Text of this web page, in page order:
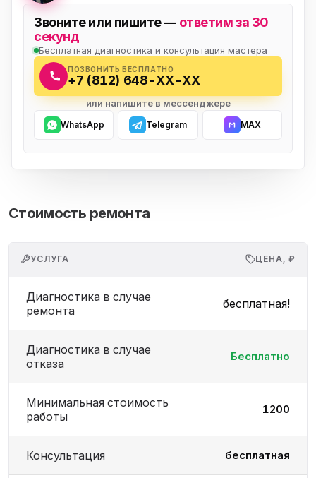
Звоните или пишите — ответим за 30
секунд
Бесплатная диагностика и консультация мастера
ПОЗВОНИТЬ БЕСПЛАТНО
+7 (812) 648-XX-XX
или напишите в мессенджере
WhatsApp Telegram MAX
Стоимость ремонта
УСЛУГА ЦЕНА, ₽
Диагностика в случае
ремонта
бесплатная!
Диагностика в случае
отказа
Бесплатно
Минимальная стоимость
работы
1200
Консультация бесплатная